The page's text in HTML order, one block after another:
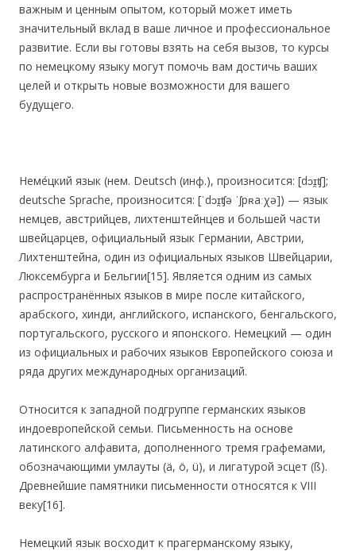
важным и ценным опытом, который может иметь
значительный вклад в ваше личное и профессиональное
развитие. Если вы готовы взять на себя вызов, то курсы
по немецкому языку могут помочь вам достичь ваших
целей и открыть новые возможности для вашего
будущего.
Неме́цкий язык (нем. Deutsch (инф.), произносится: [dɔɪ̯ʧ];
deutsche Sprache, произносится: [ˈdɔɪ̯ʧə ˈʃpʀaːχə]) — язык
немцев, австрийцев, лихтенштейнцев и большей части
швейцарцев, официальный язык Германии, Австрии,
Лихтенштейна, один из официальных языков Швейцарии,
Люксембурга и Бельгии[15]. Является одним из самых
распространённых языков в мире после китайского,
арабского, хинди, английского, испанского, бенгальского,
португальского, русского и японского. Немецкий — один
из официальных и рабочих языков Европейского союза и
ряда других международных организаций.
Относится к западной подгруппе германских языков
индоевропейской семьи. Письменность на основе
латинского алфавита, дополненного тремя графемами,
обозначающими умлауты (ä, ö, ü), и лигатурой эсцет (ß).
Древнейшие памятники письменности относятся к VIII
веку[16].
Немецкий язык восходит к прагерманскому языку,